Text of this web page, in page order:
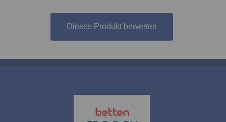
Dieses Produkt bewerten